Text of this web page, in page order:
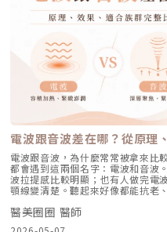
粗大者：即使目前沒有嚴重的發炎
根本減少出油量的人。 作息不正
大導致賀爾蒙波動，進而反覆在下
能有效阻斷復發。 深色肌膚患者
射）在深色肌膚上容易引發熱傷
1726nm 波長針對的是「油脂」
膚色分類的 I 到 VI 型（包含極深
射 常見 QA 總整理在決定進行療
整理了討論度最高的幾個問題：
麻藥嗎？A：疼痛度極低，多數患
AviClear 搭載了專利的「
前、中、後都會持續為肌膚表面降
涼涼的，伴隨輕微的溫熱感或是像
手工清粉刺的痛楚，整體舒適度大
在正在吃口服 A 酸，可以打
般來說，口服 A 酸會讓皮膚變得比
A 酸至少 1 到 3 個月後，讓皮膚屏
安全。Q3：如果我只有局部（例如
常建議「全臉治療」效果最佳。皮
在發炎，但其他區域的皮脂腺可能
粗大？如果你期待的是肉眼可見的
療程通常會是更直接且具效率的選
不同成因的毛孔問題都有相對應
（HydraFacial）原理：屬於非侵
術，溫和無痛地吸出毛孔深層的黑
度的保濕與抗氧化精華。適合誰
為重要活動前的急救保養者。效
吸」的潔淨感，毛孔因為髒污被清
無恢復期。2. 光電雷射：皮秒雷射
（Pico Laser）是目前詢問度最
鏡」或「聚焦透鏡」。這能在不
皮層產生「空泡效應（LIOB）」
藉此喚醒肌膚的自癒機制，大量刺
周圍的凹陷給「撐」起來。適合誰
想同時改善膚色不均與暗沉的人。
腫1~3天，幾乎不影響日常生活。
重度凹洞救星：UP雷射原理：如
秒雷射可能不夠力，這時候就需要
（UltraPulse），它能將能量精準
硬化的纖維化疤痕組織，進行深層
疤、嚴重凹洞型毛孔粗大。效果與
有不同來源。色素形成的原因多元
不能以單一方式應對。常見的斑點
曬會刺激黑色素細胞活躍，形成曬
因素有些人天生黑色素細胞較敏
蒙波動包含懷孕、避孕藥、壓力、
知的肝斑。四、發炎後色素沉澱
可能留下深淺不一的色沉。以上
與「分布」，也使除斑變得不再
足，改善有限；能量過強，又可
甚至讓斑點反覆出現。也因為色
得「效果不一定穩定」。要真正
準、穩定地處理不同深度的黑色素
光雷射？從技術重新理解除斑
基礎，並結合 AI 影像分析的智慧
KFDA 與台灣 TFDA 核可。它的設
也更符合亞洲膚質對低熱傷害的需
辨識斑點的深度與分布，使能量設
Reepot 搭載超低溫冷卻機制，能
紅腫與熱刺激。其能量原理以機械
熱破壞，因此對周邊組織更溫和。
電波跟音波差在哪？從原理
電波跟音波，為什麼常常被拿來比
都會遇到這兩個名字：電波和音波
波拉提感比較明顯；也有人做完電
顎線變清楚。聽起來好像都能抗老
電波和音波最大的差別，不是「哪
同、作用的層次不同，適合處理的
改善皮膚的鬆、細紋、膚質與緊緻
醫美圈圈 醫師